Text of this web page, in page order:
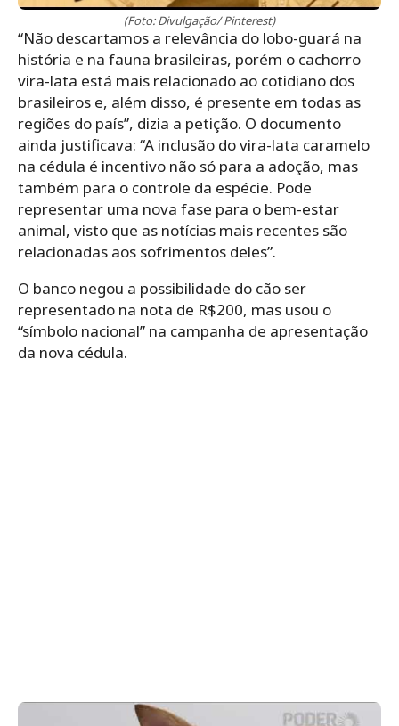
(Foto: Divulgação/ Pinterest)
“Não descartamos a relevância do lobo-guará na
história e na fauna brasileiras, porém o cachorro
vira-lata está mais relacionado ao cotidiano dos
brasileiros e, além disso, é presente em todas as
regiões do país”, dizia a petição. O documento
ainda justificava: “A inclusão do vira-lata caramelo
na cédula é incentivo não só para a adoção, mas
também para o controle da espécie. Pode
representar uma nova fase para o bem-estar
animal, visto que as notícias mais recentes são
relacionadas aos sofrimentos deles”.
O banco negou a possibilidade do cão ser
representado na nota de R$200, mas usou o
“símbolo nacional” na campanha de apresentação
da nova cédula.